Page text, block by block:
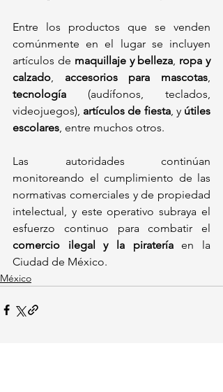
Entre los productos que se venden
comúnmente en el lugar se incluyen
artículos de maquillaje y belleza, ropa y
calzado, accesorios para mascotas
tecnología (audífonos, teclados,
videojuegos), artículos de fiesta, y útiles
escolares, entre muchos otros.
Las autoridades continúan
monitoreando el cumplimiento de las
normativas comerciales y de propiedad
intelectual, y este operativo subraya el
comercio ilegal y la piratería en la
Ciudad de México.
México